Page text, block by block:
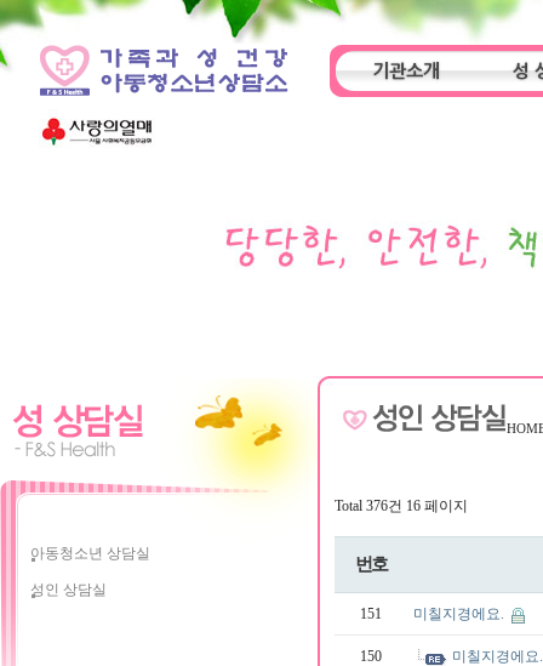
기관소개 성
아동청소년 상담실
성인 상담실
Total 376건 16 페이지
번호
151 미칠지경에요.
150 미칠지경에